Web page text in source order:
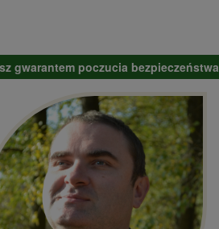
gwarantem poczucia bezpieczeństwa